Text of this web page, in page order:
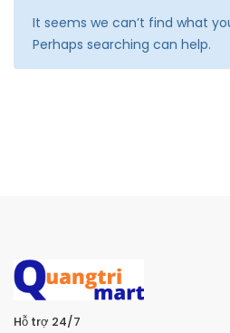
It seems we can’t find what
Perhaps searching can help.
Hỗ trợ 24/7